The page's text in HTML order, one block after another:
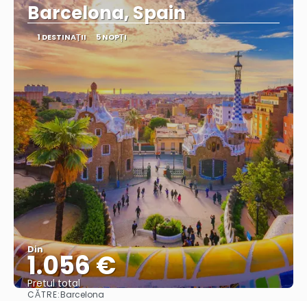
Barcelona, Spain
1 DESTINAŢII 5 NOPȚI
Din
1.056 €
Pretul total
CĂTRE:Barcelona